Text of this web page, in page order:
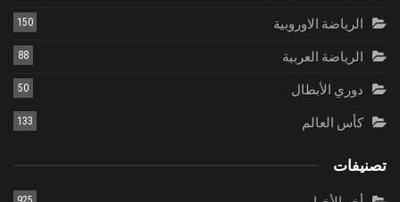
الرياضة الاوروبية 150
الرياضة العربية 88
دوري الأبطال 50
كأس العالم 133
تصنيفات